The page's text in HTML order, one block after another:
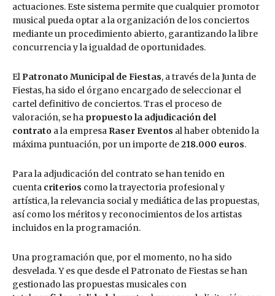
actuaciones. Este sistema permite que cualquier promotor
musical pueda optar a la organización de los conciertos
mediante un procedimiento abierto, garantizando la libre
concurrencia y la igualdad de oportunidades.
El Patronato Municipal de Fiestas, a través de la Junta de
Fiestas, ha sido el órgano encargado de seleccionar el
cartel definitivo de conciertos. Tras el proceso de
valoración, se ha propuesto la adjudicación del
contrato a la empresa Raser Eventos al haber obtenido la
máxima puntuación, por un importe de218.000 euros.
Para la adjudicación del contrato se han tenido en
cuenta criterios como la trayectoria profesional y
artística, la relevancia social y mediática de las propuestas,
así como los méritos y reconocimientos de los artistas
incluidos en la programación.
Una programación que, por el momento, no ha sido
desvelada. Y es que desde el Patronato de Fiestas se han
gestionado las propuestas musicales con